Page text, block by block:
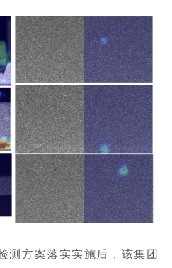
测方案落实实施后，该集团